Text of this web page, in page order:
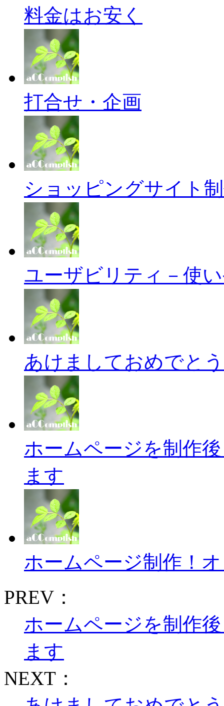
料金はお安く
打合せ・企画
ショッピングサイト
ユーザビリティ－使
あけましておめでと
ホームページを制作
ます
ホームページ制作！
PREV：
ホームページを制作
ます
NEXT：